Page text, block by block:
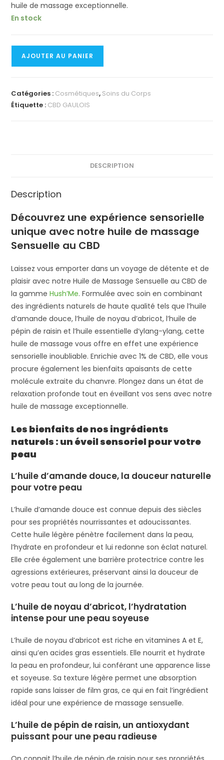
huile de massage exceptionnelle.
En stock
Massage
AJOUTER AU PANIER
Catégories : Cosmétiques, Soins du Corps
Étiquette : CBD GAULOIS
DESCRIPTION
Description
Découvrez une expérience sensorielle
unique avec notre huile de massage
Sensuelle au CBD
Laissez vous emporter dans un voyage de détente et de
plaisir avec notre Huile de Massage Sensuelle au CBD de
la gammeHush’Me. Formulée avec soin en combinant
des ingrédients naturels de haute qualité tels que l’huile
d’amande douce, l’huile de noyau d’abricot, l’huile de
pépin de raisin et l’huile essentielle d’ylang-ylang, cette
huile de massage vous offre en effet une expérience
sensorielle inoubliable. Enrichie avec 1% de CBD, elle vous
procure également les bienfaits apaisants de cette
molécule extraite du chanvre. Plongez dans un état de
relaxation profonde tout en éveillant vos sens avec notre
huile de massage exceptionnelle.
Les bienfaits de nos ingrédients
naturels : un éveil sensoriel pour votre
peau
L’huile d’amande douce, la douceur naturelle
pour votre peau
L’huile d’amande douce est connue depuis des siècles
pour ses propriétés nourrissantes et adoucissantes.
Cette huile légère pénètre facilement dans la peau,
l’hydrate en profondeur et lui redonne son éclat naturel.
Elle crée également une barrière protectrice contre les
agressions extérieures, préservant ainsi la douceur de
votre peau tout au long de la journée.
L’huile de noyau d’abricot, l’hydratation
intense pour une peau soyeuse
L’huile de noyau d’abricot est riche en vitamines A et E,
ainsi qu’en acides gras essentiels. Elle nourrit et hydrate
la peau en profondeur, lui conférant une apparence lisse
et soyeuse. Sa texture légère permet une absorption
rapide sans laisser de film gras, ce qui en fait l’ingrédient
idéal pour une expérience de massage sensuelle.
L’huile de pépin de raisin, un antioxydant
puissant pour une peau radieuse